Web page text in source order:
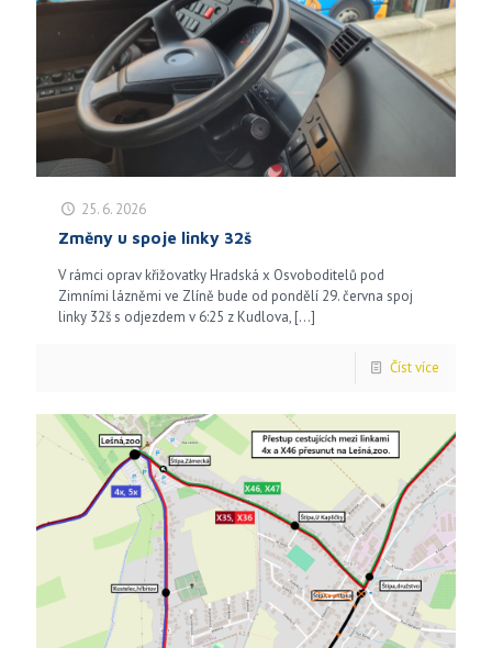
25. 6. 2026
Změny u spoje linky 32š
V rámci oprav křižovatky Hradská x Osvoboditelů pod
Zimními lázněmi ve Zlíně bude od pondělí 29. června spoj
linky 32š s odjezdem v 6:25 z Kudlova, […]
Číst více